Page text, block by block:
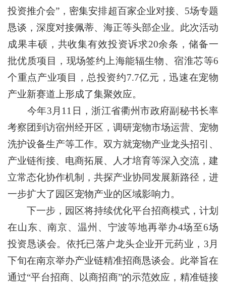
投资推介会”，密集安排超百家企业对接、5场专题
恳谈，深度对接佩蒂、海正等头部企业。此次活动
成果丰硕，共收集有效投资诉求20余条，储备一
批优质项目，现场签约上海能辐生物、宿淮芯等6
个重点产业项目，总投资约7.7亿元，迅速在宠物
产业新赛道上形成了集聚效应。
今年3月11日，浙江省衢州市政府副秘书长率
考察团到访宿州经开区，调研宠物市场运营、宠物
洗护设备生产等工作。双方就宠物产业龙头招引、
产业链衔接、电商拓展、人才培育等深入交流，建
立常态化协作机制，共探产业协同发展新路径，进
一步扩大了园区宠物产业的区域影响力。
下一步，园区将持续优化平台招商模式，计划
在山东、南京、温州、宁波等地再举办4场至6场
投资恳谈会。依托已落户龙头企业开元药业，3月
下旬在南京举办产业链精准招商恳谈会。此举旨在
通过“平台招商、以商招商”的示范效应，精准链接